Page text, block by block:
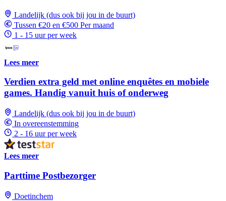
Landelijk (dus ook bij jou in de buurt)
Tussen €20 en €500 Per maand
1 - 15 uur per week
Lees meer
Verdien extra geld met online enquêtes en mobiele
games. Handig vanuit huis of onderweg
Landelijk (dus ook bij jou in de buurt)
In overeenstemming
2 - 16 uur per week
Lees meer
Parttime Postbezorger
Doetinchem